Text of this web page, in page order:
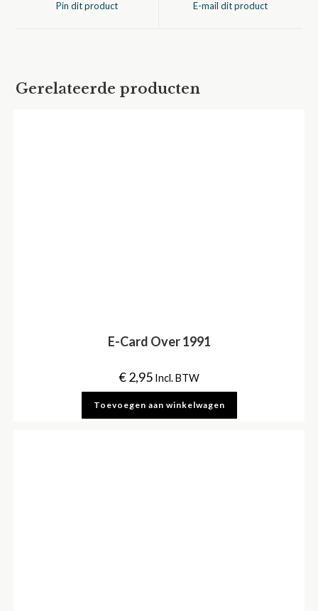
nieuw
Pin dit product
nieuw
E-mail dit product
Gerelateerde producten
E-Card Over 1991
€2,95 Incl. BTW
Toevoegen aan winkelwagen